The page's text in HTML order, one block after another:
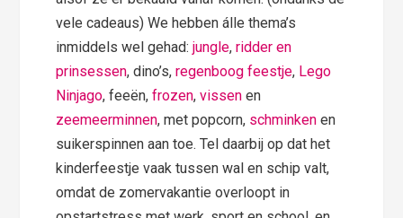
vele cadeaus) We hebben álle thema’s
inmiddels wel gehad:jungle,ridder en
prinsessen, dino’s,regenboog feestje, Lego
Ninjago, feeën,frozen,vissen en
zeemeerminnen, met popcorn, schminken en
suikerspinnen aan toe. Tel daarbij op dat het
kinderfeestje vaak tussen wal en schip valt,
omdat de zomervakantie overloopt in